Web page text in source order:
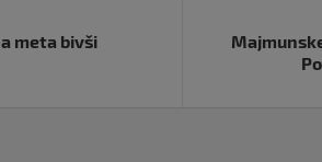
meta bivši